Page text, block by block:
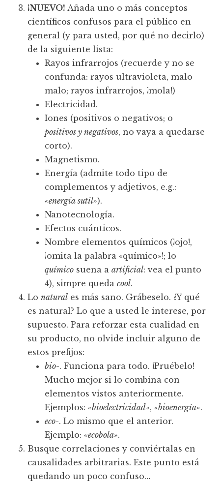
¡NUEVO! Añada uno o más conceptos
científicos confusos para el público en
general (y para usted, por qué no decirlo)
de la siguiente lista:
Rayos infrarrojos (recuerde y no se
confunda: rayos ultravioleta, malo
malo; rayos infrarrojos, ¡mola!)
Electricidad.
Iones (positivos o negativos; o
positivos y negativos, no vaya a quedarse
corto).
Magnetismo.
Energía (admite todo tipo de
complementos y adjetivos, e.g.:
«energía sutil»).
Nanotecnología.
Efectos cuánticos.
Nombre elementos químicos (¡ojo!,
¡omita la palabra «químico»!; lo
químico suena a artificial: vea el punto
4), simpre queda cool.
Lo natural es más sano. Grábeselo. ¿Y qué
es natural? Lo que a usted le interese, por
supuesto. Para reforzar esta cualidad en
su producto, no olvide incluir alguno de
estos prefijos:
bio-. Funciona para todo. ¡Pruébelo!
Mucho mejor si lo combina con
elementos vistos anteriormente.
Ejemplos: «bioelectricidad», «bioenergía».
eco-. Lo mismo que el anterior.
Ejemplo: «ecobola».
Busque correlaciones y conviértalas en
causalidades arbitrarias. Este punto está
quedando un poco confuso…